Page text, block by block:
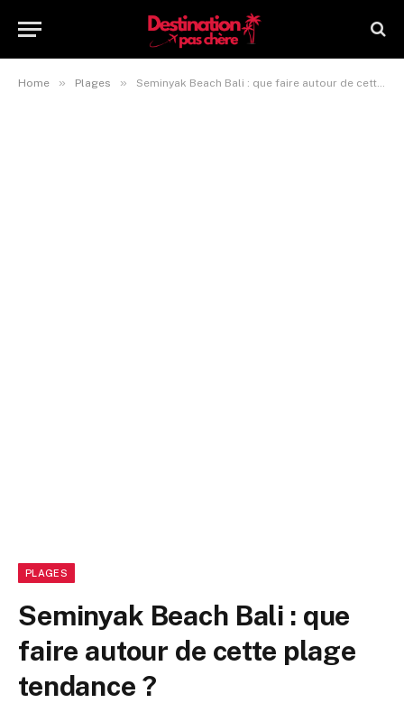
Home » Plages » Seminyak Beach Bali : que faire autour de cette plage tendance ?
PLAGES
Seminyak Beach Bali : que
faire autour de cette plage
tendance ?